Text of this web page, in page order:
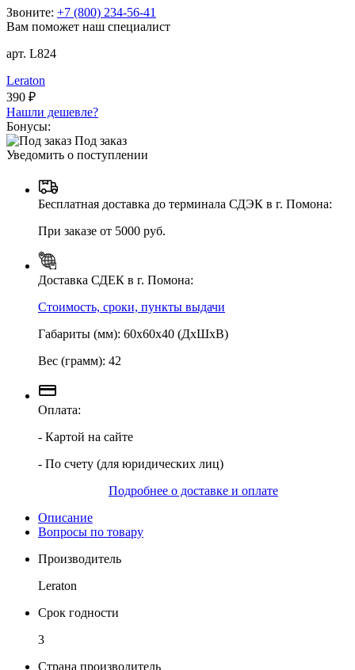
Звоните: +7 (800) 234-56-41
Вам поможет наш специалист
арт. L824
Leraton
390 ₽
Нашли дешевле?
Бонусы:
Под заказ
Уведомить о поступлении
Бесплатная доставка до терминала СДЭК в г. Помона:
При заказе от 5000 руб.
Доставка СДЕК в г. Помона:
Стоимость, сроки, пункты выдачи
Габариты (мм): 60х60х40 (ДхШхВ)
Вес (грамм): 42
Оплата:
- Картой на сайте
- По счету (для юридических лиц)
Подробнее о доставке и оплате
Описание
Вопросы по товару
Производитель
Leraton
Срок годности
3
Страна производитель